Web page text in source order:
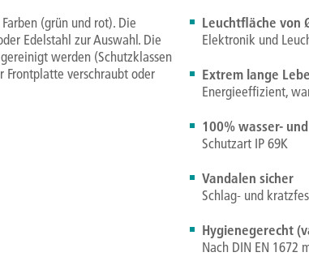
(grün und rot). Die
Edelstahl zur Auswahl. Die
werden (Schutzklassen
Frontplatte verschraubt oder
Leuchtfläche von
Elektronik und
Extrem lange
Energieeffizient,
100% wasser-
Schutzart IP 69K
Vandalen sicher
Schlag- und
Hygienegerecht
Nach DIN EN 1672